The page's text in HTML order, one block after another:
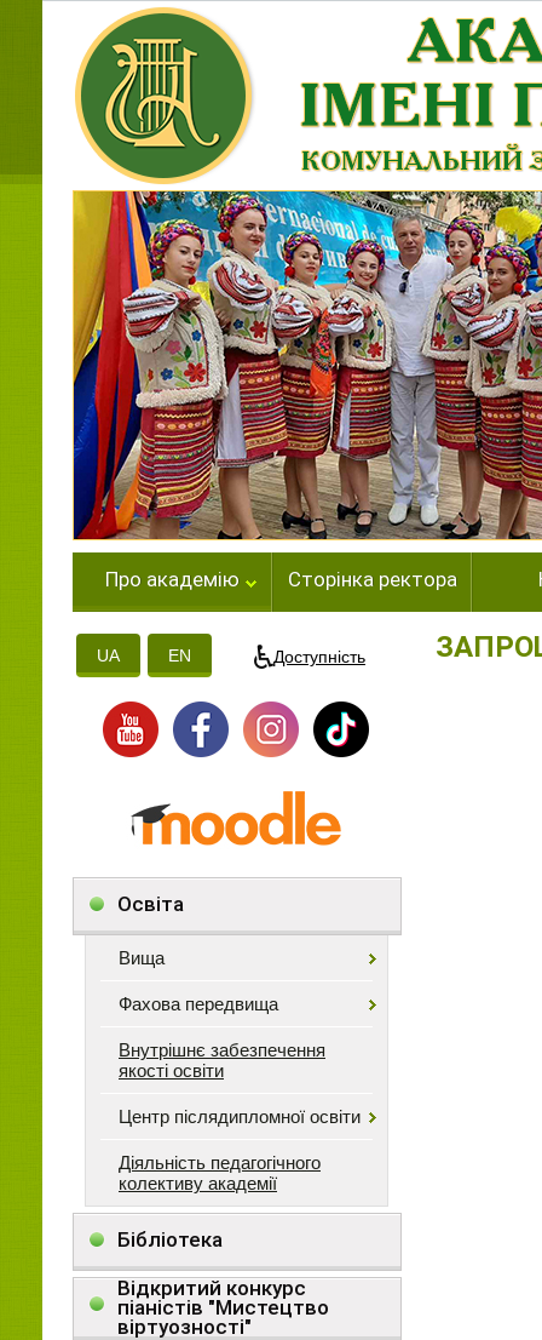
Про академію Сторінка ректора
UA EN Доступність
Освіта
Вища
Фахова передвища
Внутрішнє забезпечення
якості освіти
Центр післядипломної освіти
Діяльність педагогічного
колективу академії
Бібліотека
Відкритий конкурс
піаністів "Мистецтво
віртуозності"